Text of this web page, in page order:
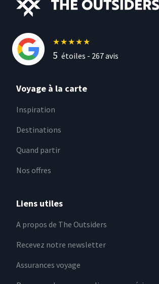
★★★★★
5 étoiles - 267avis
Voyage à la carte
Inspiration
Destinations
Quand partir
Nos offres
Liens utiles
A propos de The Outsiders
Recevez notre newsletter
Assurances voyage